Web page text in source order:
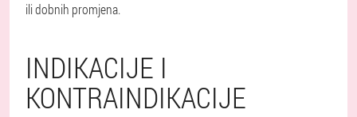
ili dobnih promjena.
INDIKACIJE I
KONTRAINDIKACIJE